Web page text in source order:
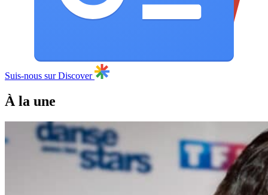
Suis-nous sur Discover
À la une